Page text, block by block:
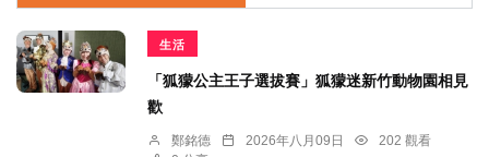
生活
「狐獴公主王子選拔賽」狐獴迷新竹動物園相見
歡
鄭銘德 2026年八月09日
202 觀看